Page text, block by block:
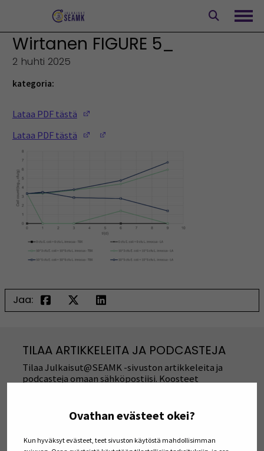
Ovathan evästeet okei?
Kun hyväksyt evästeet, teet sivuston käytöstä mahdollisimman
Wirtanen FIGURE 5_
2 huhti 2025
kategoria:
Lataa PDF tästä
Lataa PDF tästä
(Opens in a new window)
Jaa:
TILAA ARTIKKELEITA JA PODCASTEJA
Tilaa Julkaisut@SEAMK -sivuston artikkeleita ja
podcasteja omaan sähköpostiisi. Koosteet